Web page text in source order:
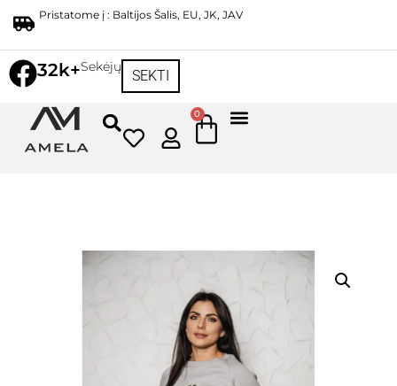
Pristatome į : Baltijos Šalis, EU, JK, JAV
32k+Sekėjų
SEKTI
0